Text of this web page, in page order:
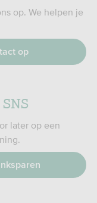
op. We helpen je
op
later op een